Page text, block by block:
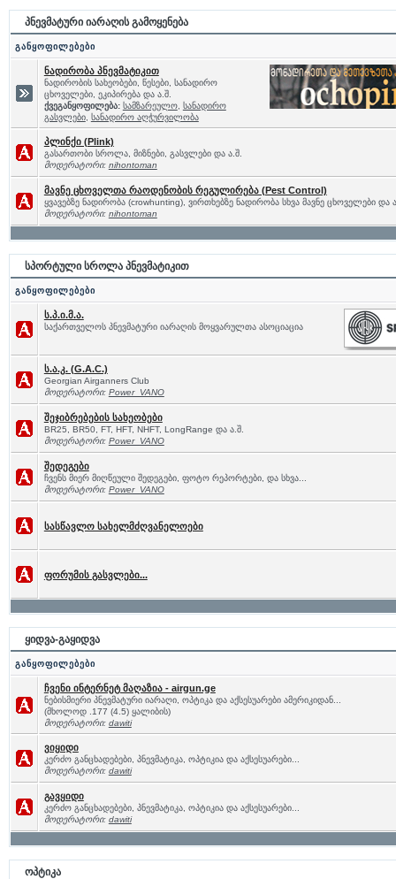
პნევმატური იარაღის გამოყენება
განყოფილებები
ნადირობა პნევმატიკით
ნადირობის სახეობები, წესები, სანადირო
ცხოველები, ეკიპირება და ა.შ.
ქვეგანყოფილება: სამზარეულო,
სანადირო
გასვლები, სანადირო აღჭურვილობა
პლინქი (Plink)
გასართობი სროლა, მიზნები, გასვლები და ა.შ.
მოდერატორი: nihontoman
მავნე ცხოველთა რაოდენობის რეგულირება (Pest Control)
ყვავებზე ნადირობა (crowhunting), ვირთხებზე ნადირობა სხვა მავნე ცხოველები და
მოდერატორი: nihontoman
სპორტული სროლა პნევმატიკით
განყოფილებები
ს.პ.ი.მ.ა.
საქართველოს პნევმატური იარაღის მოყვარულთა ასოციაცია
ს.ა.კ. (G.A.C.)
Georgian Airganners Club
მოდერატორი: Power_VANO
შეჯიბრებების სახეობები
BR25, BR50, FT, HFT, NHFT, LongRange და ა.შ.
მოდერატორი: Power_VANO
შედეგები
ჩვენს მიერ მიღწეული შედეგები, ფოტო რეპორტები, და სხვა...
მოდერატორი: Power_VANO
სასწავლო სახელმძღვანელოები
ფორუმის გასვლები...
ყიდვა-გაყიდვა
განყოფილებები
ჩვენი ინტერნეტ მაღაზია - airgun.ge
ნებისმიერი პნევმატური იარაღი, ოპტიკა და აქსესუარები ამერიკიდან...
(მხოლოდ .177 (4.5) ყალიბის)
მოდერატორი: dawiti
ვიყიდი
კერძო განცხადებები, პნევმატიკა, ოპტიკია და აქსესუარები...
მოდერატორი: dawiti
გავყიდი
კერძო განცხადებები, პნევმატიკა, ოპტიკია და აქსესუარები...
მოდერატორი: dawiti
ოპტიკა